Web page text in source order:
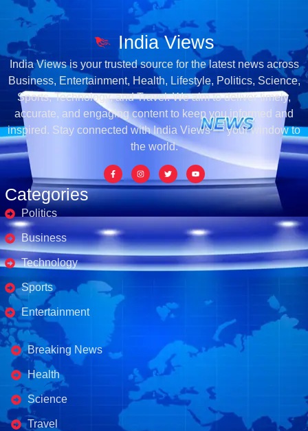
Categories
Politics
Business
Technology
Sports
Entertainment
Business's
Breaking News
Health
Science
Travel
India Views
India Views is your trusted source for the latest news across
Business, Entertainment, Health, Lifestyle, Politics, Science,
Sports, Technology, and Travel. We aim to deliver timely,
accurate, and engaging content to keep you informed and
inspired. Stay connected with India Views — your window to
the world.